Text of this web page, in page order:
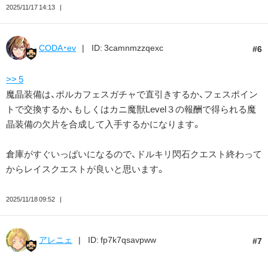
2025/11/17 14:13
6
CODA・ev ID: 3camnmzzqexc
>> 5
魔晶装備は、ポルカフェスガチャで直引きするか、フェスポイン
トで交換するか、もしくはカニ魔獣Level３の報酬で得られる魔
晶装備の欠片を合成して入手するかになります。
倉庫がすぐいっぱいになるので、ドルキリ閃石クエスト終わって
からレイスクエストが良いと思います。
2025/11/18 09:52
7
アレニェ ID: fp7k7qsavpww